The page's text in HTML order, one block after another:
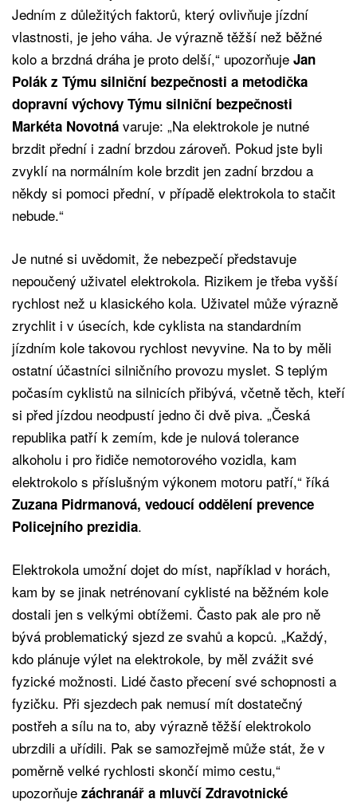
Jedním z důležitých faktorů, který ovlivňuje jízdní
vlastnosti, je jeho váha. Je výrazně těžší než běžné
kolo a brzdná dráha je proto delší,“ upozorňuje Jan
Polák z Týmu silniční bezpečnosti a metodička
dopravní výchovy Týmu silniční bezpečnosti
Markéta Novotná varuje: „Na elektrokole je nutné
brzdit přední i zadní brzdou zároveň. Pokud jste byli
zvyklí na normálním kole brzdit jen zadní brzdou a
někdy si pomoci přední, v případě elektrokola to stačit
nebude.“
Je nutné si uvědomit, že nebezpečí představuje
nepoučený uživatel elektrokola. Rizikem je třeba vyšší
rychlost než u klasického kola. Uživatel může výrazně
zrychlit i v úsecích, kde cyklista na standardním
jízdním kole takovou rychlost nevyvine. Na to by měli
ostatní účastníci silničního provozu myslet. S teplým
počasím cyklistů na silnicích přibývá, včetně těch, kteří
si před jízdou neodpustí jedno či dvě piva. „Česká
republika patří k zemím, kde je nulová tolerance
alkoholu i pro řidiče nemotorového vozidla, kam
elektrokolo s příslušným výkonem motoru patří,“ říká
Zuzana Pidrmanová, vedoucí oddělení prevence
Policejního prezidia.
Elektrokola umožní dojet do míst, například v horách,
kam by se jinak netrénovaní cyklisté na běžném kole
dostali jen s velkými obtížemi. Často pak ale pro ně
bývá problematický sjezd ze svahů a kopců. „Každý,
kdo plánuje výlet na elektrokole, by měl zvážit své
fyzické možnosti. Lidé často přecení své schopnosti a
fyzičku. Při sjezdech pak nemusí mít dostatečný
postřeh a sílu na to, aby výrazně těžší elektrokolo
ubrzdili a uřídili. Pak se samozřejmě může stát, že v
poměrně velké rychlosti skončí mimo cestu,“
upozorňuje záchranář a mluvčí Zdravotnické